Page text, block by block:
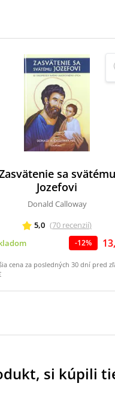
sa svätému
Jozefovi
Donald Calloway
5,0 (70 recenzií)
-12%
cena za posledných 30 dní pred
si kúpili